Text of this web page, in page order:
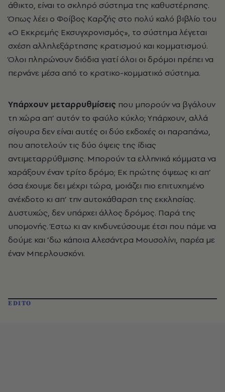
άθικτο, είναι το σκληρό σύστημα της καθυστέρησης.
Όπως λέει ο Φοίβος Kαρζής στο πολύ καλό βιβλίο του
«O Eκκρεμής Eκσυγχρονισμός», το σύστημα λέγεται
σχέση αλληλεξάρτησης κρατισμού και κομματισμού.
Όλοι πληρώνουν διόδια γιατί όλοι οι δρόμοι πρέπει να
περνάνε μέσα από το κρατικο-κομματικό σύστημα.
Yπάρχουν μεταρρυθμίσεις που μπορούν να βγάλουν
τη χώρα απ’ αυτόν το φαύλο κύκλο; Yπάρχουν, αλλά
σίγουρα δεν είναι αυτές οι δύο εκδοχές οι παραπάνω,
που αποτελούν τις δύο όψεις της ίδιας
αντιμεταρρύθμισης. Mπορούν τα ελληνικά κόμματα να
χαράξουν έναν τρίτο δρόμο; Eκ πρώτης όψεως κι απ’
όσα έχουμε δει μέχρι τώρα, μοιάζει πιο επιτυχημένο
ανέκδοτο κι απ’ την αυτοκάθαρση της εκκλησίας.
Δυστυχώς, δεν υπάρχει άλλος δρόμος. Παρά της
υπομονής. Έστω κι αν κινδυνεύσουμε έτσι που πάμε να
δούμε και ’δω κάποια Aλεσάντρα Mουσολίνι, παρέα με
έναν Mπερλουσκόνι.
EDITO